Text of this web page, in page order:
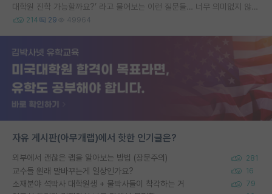
대학원 진학 가능할까요?’ 라고 물어보는 이런 질문들… 너무 의미없지 않나요?
214 29 49964
자유 게시판(아무개랩)에서 핫한 인기글은?
외부에서 괜찮은 랩을 알아보는 방법 (장문주의) 281
교수들 원래 말바꾸는게 일상인가요? 16
소재분야 석박사 대학원생 + 물박사들이 착각하는 거 79